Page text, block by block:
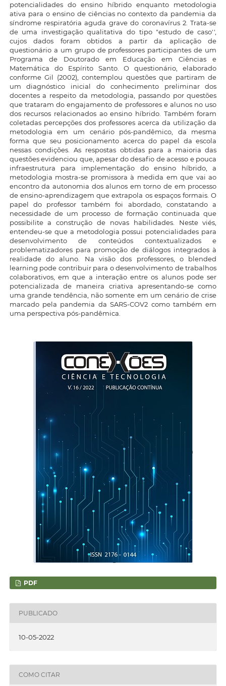
potencialidades do ensino híbrido enquanto metodologia
ativa para o ensino de ciências no contexto da pandemia da
síndrome respiratória aguda grave do coronavírus 2. Trata-se
de uma investigação qualitativa do tipo "estudo de caso'',
cujos dados foram obtidos a partir da aplicação de
questionário a um grupo de professores participantes de um
Programa de Doutorado em Educação em Ciências e
Matemática do Espírito Santo. O questionário, elaborado
conforme Gil (2002), contemplou questões que partiram de
um diagnóstico inicial do conhecimento preliminar dos
docentes a respeito da metodologia, passando por questões
que trataram do engajamento de professores e alunos no uso
dos recursos relacionados ao ensino híbrido. Também foram
coletadas percepções dos professores acerca da utilização da
metodologia em um cenário pós-pandêmico, da mesma
forma que seu posicionamento acerca do papel da escola
nessas condições. As respostas obtidas para a maioria das
questões evidenciou que, apesar do desafio de acesso e pouca
infraestrutura para implementação do ensino híbrido, a
metodologia mostra-se promissora à medida em que vai ao
encontro da autonomia dos alunos em torno de em processo
de ensino-aprendizagem que extrapola os espaços formais. O
papel do professor também foi abordado, constatando a
necessidade de um processo de formação continuada que
possibilite a construção de novas habilidades. Neste viés,
entendeu-se que a metodologia possui potencialidades para
desenvolvimento de conteúdos contextualizados e
problematizadores para promoção de diálogos integrados à
realidade do aluno. Na visão dos professores, o blended
learning pode contribuir para o desenvolvimento de trabalhos
colaborativos, em que a interação entre os alunos pode ser
potencializada de maneira criativa apresentando-se como
uma grande tendência, não somente em um cenário de crise
marcado pela pandemia da SARS-COV2 como também em
uma perspectiva pós-pandêmica.
PDF
PUBLICADO
10-05-2022
COMO CITAR